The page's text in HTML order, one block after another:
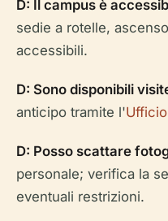
D: Il campus è
sedie a rotelle,
accessibili.
D: Sono disponibili
anticipo tramite l'
D: Posso scattare
personale; verifica la
eventuali restrizioni.